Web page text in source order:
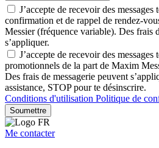
J’accepte de recevoir des
confirmation et de rappel de rendez-
Messier (fréquence variable). Des frais
s’appliquer.
J’accepte de recevoir des messages
promotionnels de la part de Maxim
Des frais de messagerie peuvent
assistance, STOP pour te désinscrire.
Conditions d'utilisation Politique de
Soumettre
Me contacter